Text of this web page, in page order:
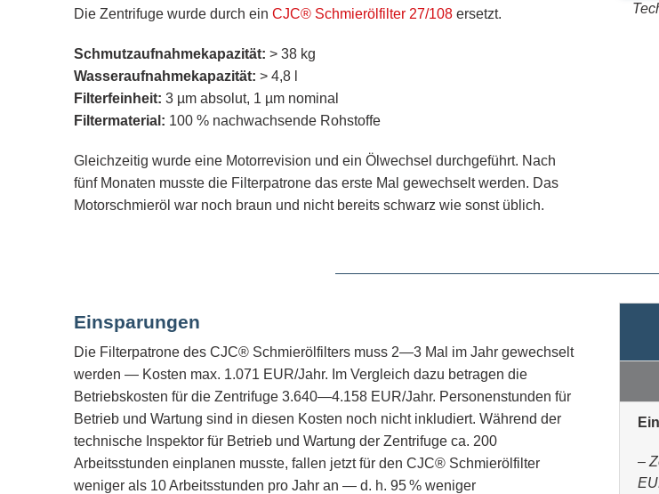
Die Zentrifuge wurde durch ein CJC® Schmierölfilter 27/108ersetzt.
Schmutzaufnahmekapazität: > 38 kg
Wasseraufnahmekapazität: > 4,8 l
Filterfeinheit: 3 µm absolut, 1 µm nominal
Filtermaterial: 100 % nachwachsende Rohstoffe
Gleichzeitig wurde eine Motorrevision und ein Ölwechsel durchgeführt. Nach
fünf Monaten musste die Filterpatrone das erste Mal gewechselt werden. Das
Motorschmieröl war noch braun und nicht bereits schwarz wie sonst üblich.
Einsparungen
Die Filterpatrone des CJC® Schmierölfilters muss 2—3 Mal im Jahr gewechselt
werden — Kosten max. 1.071 EUR/Jahr. Im Vergleich dazu betragen die
Betriebskosten für die Zentrifuge 3.640—4.158 EUR/Jahr. Personenstunden für
Betrieb und Wartung sind in diesen Kosten noch nicht inkludiert. Während der
technische Inspektor für Betrieb und Wartung der Zentrifuge ca. 200
Arbeitsstunden einplanen musste, fallen jetzt für den CJC® Schmierölfilter
weniger als 10 Arbeitsstunden pro Jahr an — d. h. 95 % weniger
–